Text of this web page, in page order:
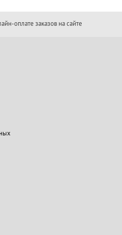
оплате заказов на сайте